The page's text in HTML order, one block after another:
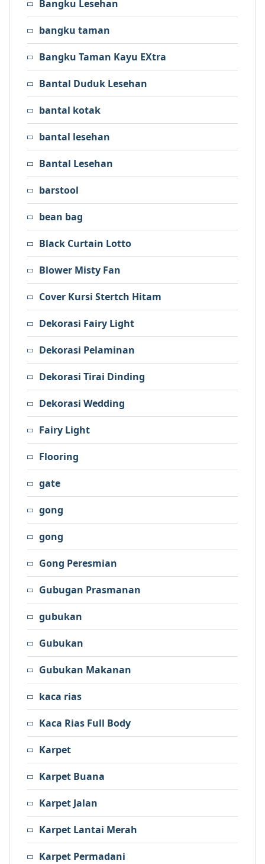
Bangku Lesehan
bangku taman
Bangku Taman Kayu EXtra
Bantal Duduk Lesehan
bantal kotak
bantal lesehan
Bantal Lesehan
barstool
bean bag
Black Curtain Lotto
Blower Misty Fan
Cover Kursi Stertch Hitam
Dekorasi Fairy Light
Dekorasi Pelaminan
Dekorasi Tirai Dinding
Dekorasi Wedding
Fairy Light
Flooring
gate
gong
gong
Gong Peresmian
Gubugan Prasmanan
gubukan
Gubukan
Gubukan Makanan
kaca rias
Kaca Rias Full Body
Karpet
Karpet Buana
Karpet Jalan
Karpet Lantai Merah
Karpet Permadani